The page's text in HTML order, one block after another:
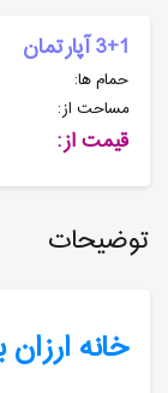
3+1 آپارتمان
حمام ها:
مساحت از:
قیمت از:
توضیحات
خانه